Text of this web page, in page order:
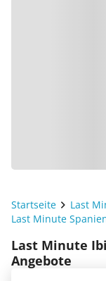
Startseite Last
Last Minute
Last Minute
Angebote